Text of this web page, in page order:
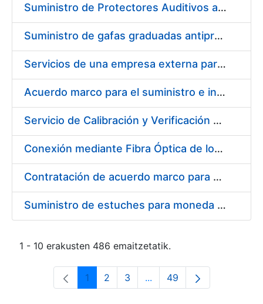
Suministro de Protectores Auditivos a medida para las personas trabajadoras de los Centros de Trabajo de Madrid y Burgos
Suministro de gafas graduadas antiproyecciones para los trabajadores de la FNMT-RCM en los centros de trabajo de Madrid y Burgos
Servicios de una empresa externa para el asesoramiento y resolución de los recursos de alzada que se presentan relacionados con procesos de selección para la FNMT-RCM
Acuerdo marco para el suministro e instalación de persianas, estores y otros complementos
Servicio de Calibración y Verificación Externa de los Equipos de Medición del Servicio de Prevención de la FNMT-RCM
Conexión mediante Fibra Óptica de los Centros de Proceso de Datos (CPDs) de las sedes de la FNMT-RCM de Burgos y Madrid
Contratación de acuerdo marco para el Suministro de Material de Electricidad para la Fábrica Nacional de Moneda y Timbre-Real Casa de la Moneda en su centro de trabajo de Burgos
Suministro de estuches para moneda de 30 €
1 - 10 erakusten 486 emaitzetatik.
Orrialdea
1 Orrialdea
2 Orrialdea
3 ...Intermediate Pages Use
Orrialdea
49